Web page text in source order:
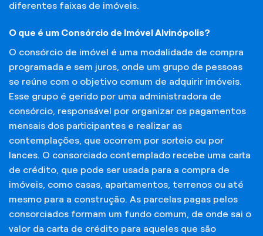
diferentes faixas de imóveis.
O que é um Consórcio de Imóvel Alvinópolis?
O consórcio de imóvel é uma modalidade de compra
programada e sem juros, onde um grupo de pessoas
se reúne com o objetivo comum de adquirir imóveis.
Esse grupo é gerido por uma administradora de
consórcio, responsável por organizar os pagamentos
mensais dos participantes e realizar as
contemplações, que ocorrem por sorteio ou por
lances. O consorciado contemplado recebe uma carta
de crédito, que pode ser usada para a compra de
imóveis, como casas, apartamentos, terrenos ou até
mesmo para a construção. As parcelas pagas pelos
consorciados formam um fundo comum, de onde sai o
valor da carta de crédito para aqueles que são